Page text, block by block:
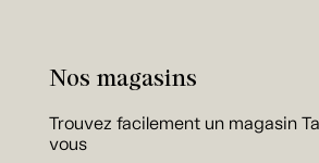
Nos magasins
Trouvez facilement un magasin
vous